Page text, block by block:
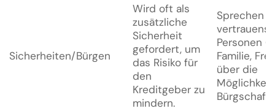
Sicherheiten/Bürgen
Wird oft als
zusätzliche
Sicherheit
gefordert, um
das Risiko für
den
Kreditgeber zu
mindern.
Sprechen
Personen
Familie,
über die
Bürgschaft.